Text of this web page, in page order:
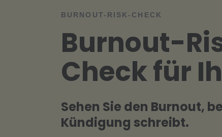
BURNOUT-RISK-CHECK
Burnout-
Check für
Sehen Sie den Burnout,
Kündigung schreibt.